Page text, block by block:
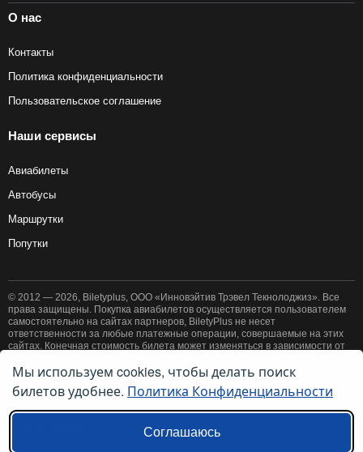
О нас
Контакты
Политика конфиденциальности
Пользовательское соглашение
Наши сервисы
Авиабилеты
Автобусы
Маршрутки
Попутки
© 2012 — 2026, Biletyplus, ООО «Инновэйтив Трэвел Текнолоджиз». Все
права защищены. Покупка авиабилетов осуществляется пользователем
самостоятельно на сайтах партнеров, BiletyPlus не несет
ответственности за любые платежные операции, совершаемые на этих
сайтах. Конечная стоимость билета может изменяться в зависимости от
принятие правилпользовательского соглашенияи политики
конфиденциальности
Ссылки на наши региональные сайты:
Мы используем cookies, чтобы делать поиск
билетов удобнее. Политика Конфиденциальности
Соглашаюсь